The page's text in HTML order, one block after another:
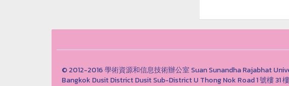
© 2012-2016 學術資源和信息技術辦公室 Suan Sunandha Rajabhat
Bangkok Dusit District Dusit Sub-District U Thong Nok Road 1 號樓 31